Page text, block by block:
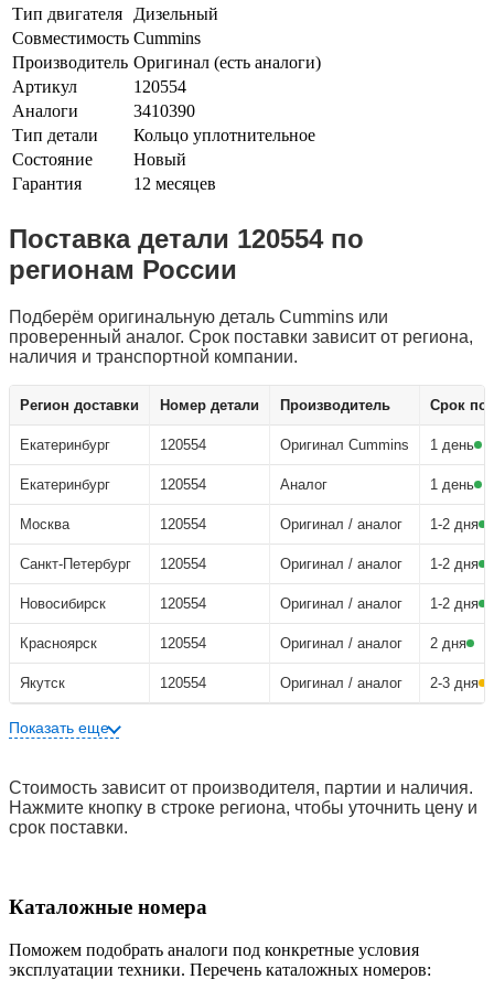
Тип двигателя
Дизельный
Совместимость Cummins
Производитель Оригинал (есть аналоги)
Артикул
120554
Аналоги
3410390
Тип детали
Кольцо уплотнительное
Состояние
Новый
Гарантия
12 месяцев
Поставка детали 120554 по
регионам России
Подберём оригинальную деталь Cummins или
проверенный аналог. Срок поставки зависит от региона,
наличия и транспортной компании.
Заказать деталь 120554
Регион доставки Номер детали Производитель Срок
Екатеринбург 120554 Оригинал Cummins 1 день
Екатеринбург 120554 Аналог 1 день
Москва 120554 Оригинал / аналог 1-2 дня
Санкт-Петербург 120554 Оригинал / аналог 1-2 дня
Новосибирск 120554 Оригинал / аналог 1-2 дня
Красноярск 120554 Оригинал / аналог 2 дня
Якутск 120554 Оригинал / аналог 2-3 дня
Показать еще
Стоимость зависит от производителя, партии и наличия.
Нажмите кнопку в строке региона, чтобы уточнить цену и
срок поставки.
Каталожные номера
Поможем подобрать аналоги под конкретные условия
эксплуатации техники. Перечень каталожных номеров: